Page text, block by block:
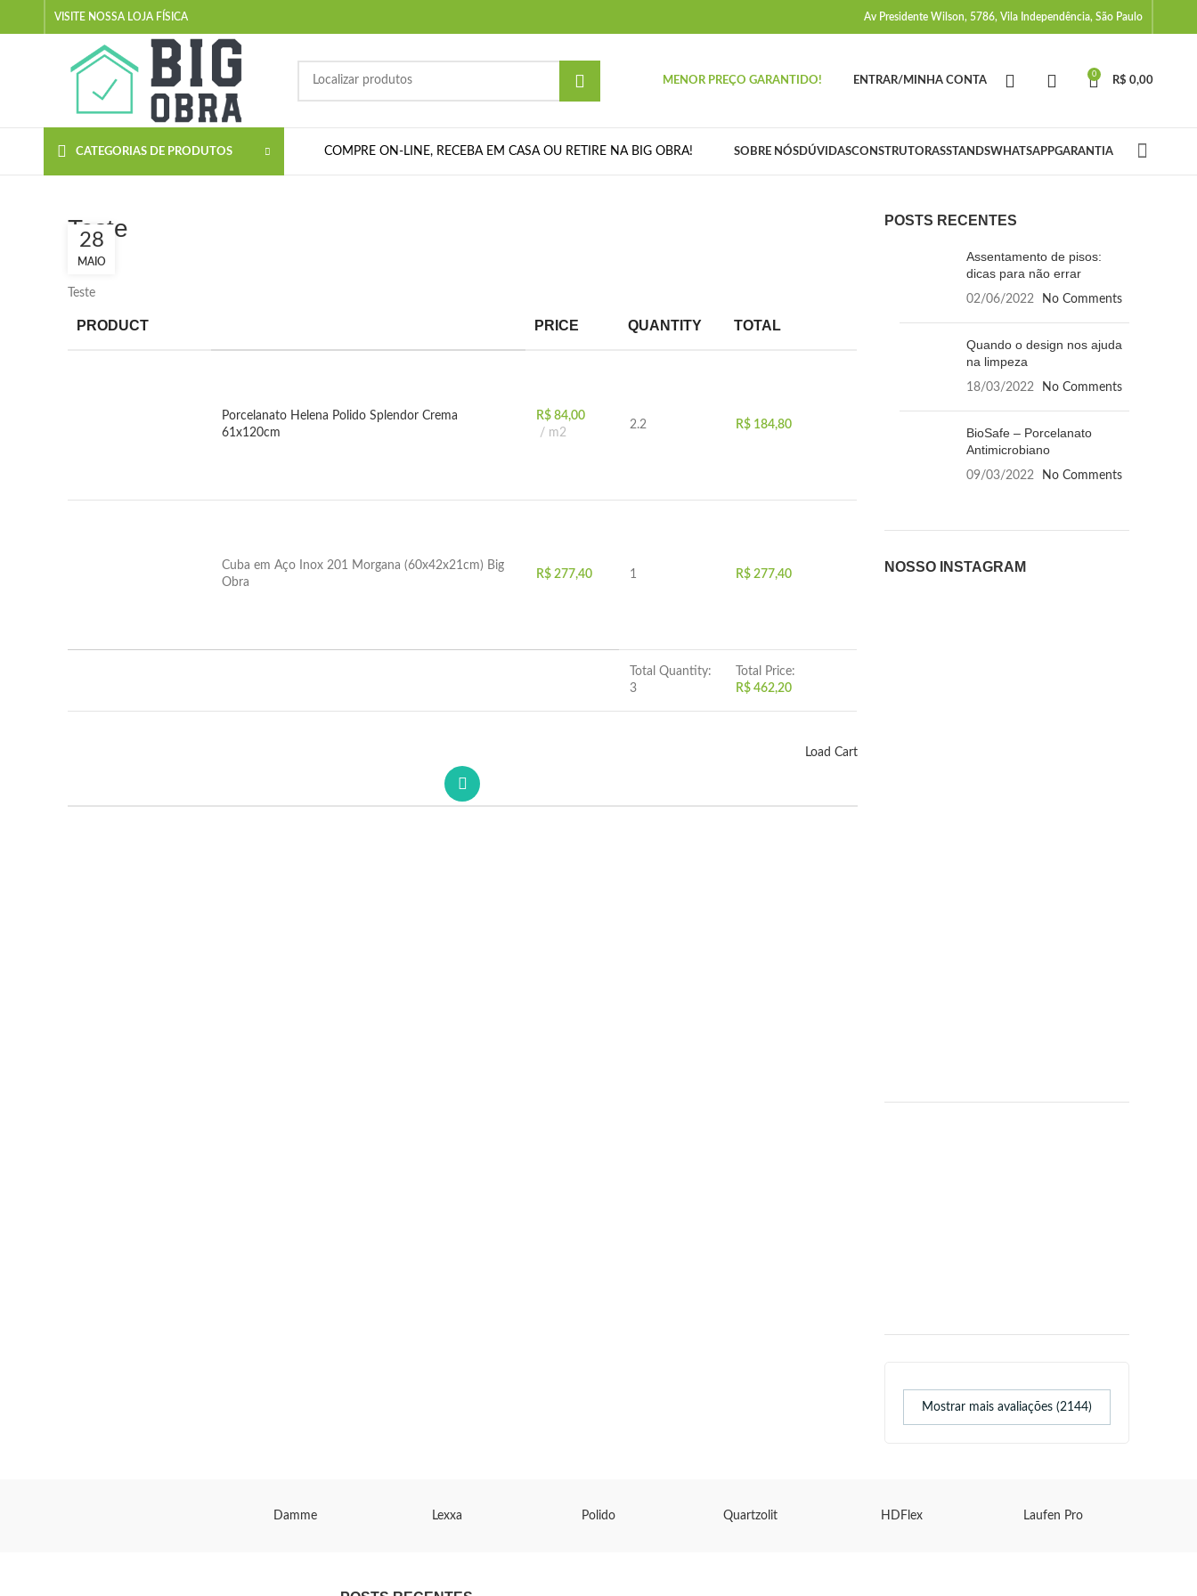
VISITE NOSSA LOJA FÍSICA Av Presidente Wilson, 5786, Vila Independência, São Paulo
MENOR PREÇO GARANTIDO! ENTRAR/MINHA CONTA
0
R$ 0,00
CATEGORIAS DE PRODUTOS COMPRE ON-LINE, RECEBA EM CASA OU RETIRE NA BIG OBRA! SOBRE NÓS DÚVIDASCONSTRUTORASSTANDSWHATSAPPGARANTIA
Teste
28
MAIO
Teste
PRODUCT PRICE QUANTITY TOTAL
Porcelanato Helena Polido Splendor Crema
61x120cm
R$ 84,00
m2
2.2 R$ 184,80
Cuba em Aço Inox 201 Morgana (60x42x21cm) Big
Obra
R$ 277,40 1 R$ 277,40
Total Quantity:
3
Total Price:
R$ 462,20
Load Cart
POSTS RECENTES
Assentamento de pisos:
dicas para não errar
02/06/2022 No Comments
Quando o design nos ajuda
na limpeza
18/03/2022 No Comments
BioSafe – Porcelanato
Antimicrobiano
09/03/2022 No Comments
NOSSO INSTAGRAM
Mostrar mais avaliações (2144)
Damme Lexxa Polido Quartzolit HDFlex Laufen Pro